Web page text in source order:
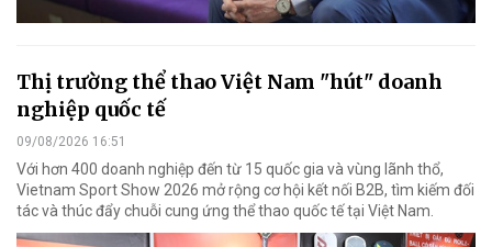
Thị trường thể thao Việt Nam "hút" doanh
nghiệp quốc tế
09/08/2026 16:51
Với hơn 400 doanh nghiệp đến từ 15 quốc gia và vùng lãnh thổ,
Vietnam Sport Show 2026 mở rộng cơ hội kết nối B2B, tìm kiếm đối
tác và thúc đẩy chuỗi cung ứng thể thao quốc tế tại Việt Nam.